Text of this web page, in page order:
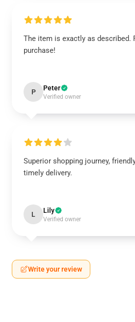
The item is exactly as described.
purchase!
P Peter
Verified owner
Superior shopping journey,
timely delivery.
L Lily
Verified owner
Write your review